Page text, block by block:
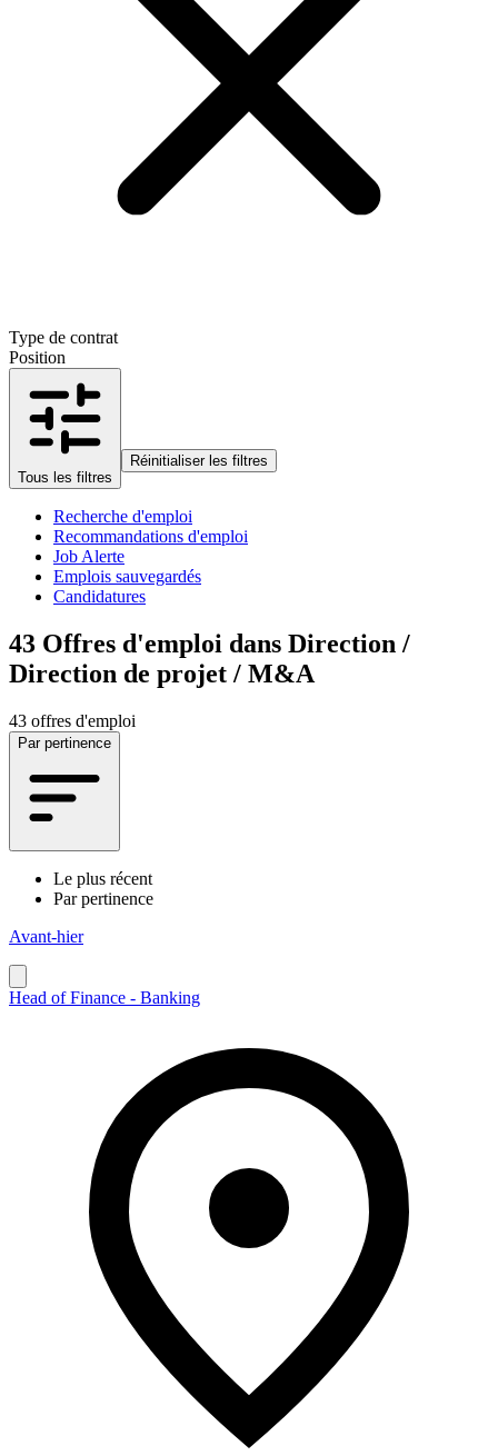
Type de contrat
Position
Tous les filtres
Réinitialiser les filtres
Recherche d'emploi
Recommandations d'emploi
Job Alerte
Emplois sauvegardés
Candidatures
43 Offres d'emploi dans Direction /
Direction de projet / M&A
43 offres d'emploi
Par pertinence
Le plus récent
Par pertinence
Avant-hier
Head of Finance - Banking